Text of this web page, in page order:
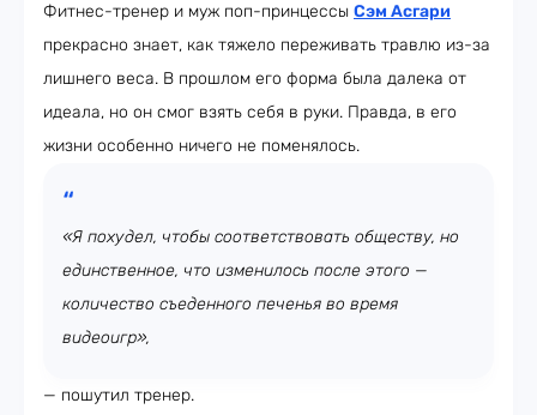
Фитнес-тренер и муж поп-принцессы Сэм Асгари
прекрасно знает, как тяжело переживать травлю из-за
лишнего веса. В прошлом его форма была далека от
идеала, но он смог взять себя в руки. Правда, в его
жизни особенно ничего не поменялось.
«Я похудел, чтобы соответствовать обществу, но
единственное, что изменилось после этого —
количество съеденного печенья во время
видеоигр»,
— пошутил тренер.